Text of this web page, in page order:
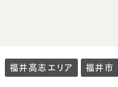
福井高志エリア 福井市